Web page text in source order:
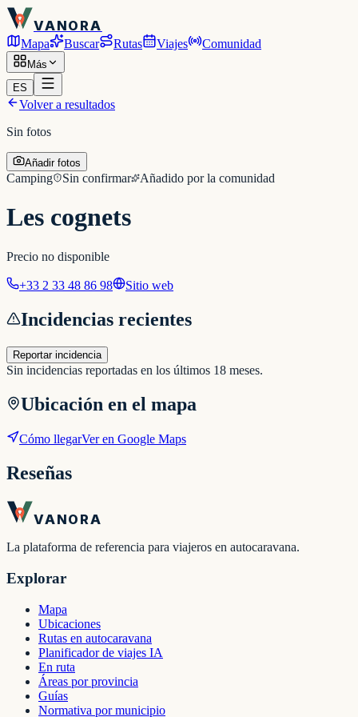
VANORA
Mapa Buscar Rutas Viajes Comunidad
Más
ES
Volver a resultados
Sin fotos
Añadir fotos
Camping Sin confirmar Añadido por la comunidad
Les cognets
Precio no disponible
+33 2 33 48 86 98 Sitio web
Incidencias recientes
Reportar incidencia
Sin incidencias reportadas en los últimos 18 meses.
Ubicación en el mapa
Cómo llegarVer en Google Maps
Reseñas
VANORA
La plataforma de referencia para viajeros en autocaravana.
Explorar
Mapa
Ubicaciones
Rutas en autocaravana
Planificador de viajes IA
En ruta
Áreas por provincia
Guías
Normativa por municipio